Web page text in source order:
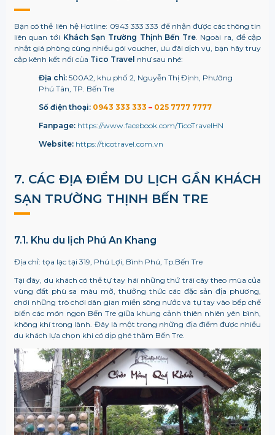
Bạn có thể liên hệ Hotline: 0943 333 333 để nhận được các thông tin
liên quan tới Khách Sạn Trường Thịnh Bến Tre. Ngoài ra, để cập
nhật giá phòng cùng nhiều gói voucher, ưu đãi dịch vụ, bạn hãy truy
cập kênh kết nối của Tico Travel như sau nhé:
Địa chỉ:500A2, khu phố 2, Nguyễn Thị Định, Phường
Phú Tân, TP. Bến Tre
Số điện thoại: 0943 333 333 – 025 7777 7777
Fanpage: https://www.facebook.com/TicoTravelHN
Website: https://ticotravel.com.vn
7. CÁC ĐỊA ĐIỂM DU LỊCH GẦN KHÁCH
SẠN TRƯỜNG THỊNH BẾN TRE
7.1. Khu du lịch Phú An Khang
Địa chỉ: tọa lạc tại 319, Phú Lợi, Bình Phú, Tp.Bến Tre
Tại đây, du khách có thể tự tay hái những thứ trái cây theo mùa của
vùng đất phù sa màu mỡ, thưởng thức các đặc sản địa phương,
chơi những trò chơi dân gian miền sông nước và tự tay vào bếp chế
biến các món ngon Bến Tre giữa khung cảnh thiên nhiên yên bình,
không khí trong lành. Đây là một trong những địa điểm được nhiều
du khách lựa chọn khi có dịp ghé thăm Bến Tre.